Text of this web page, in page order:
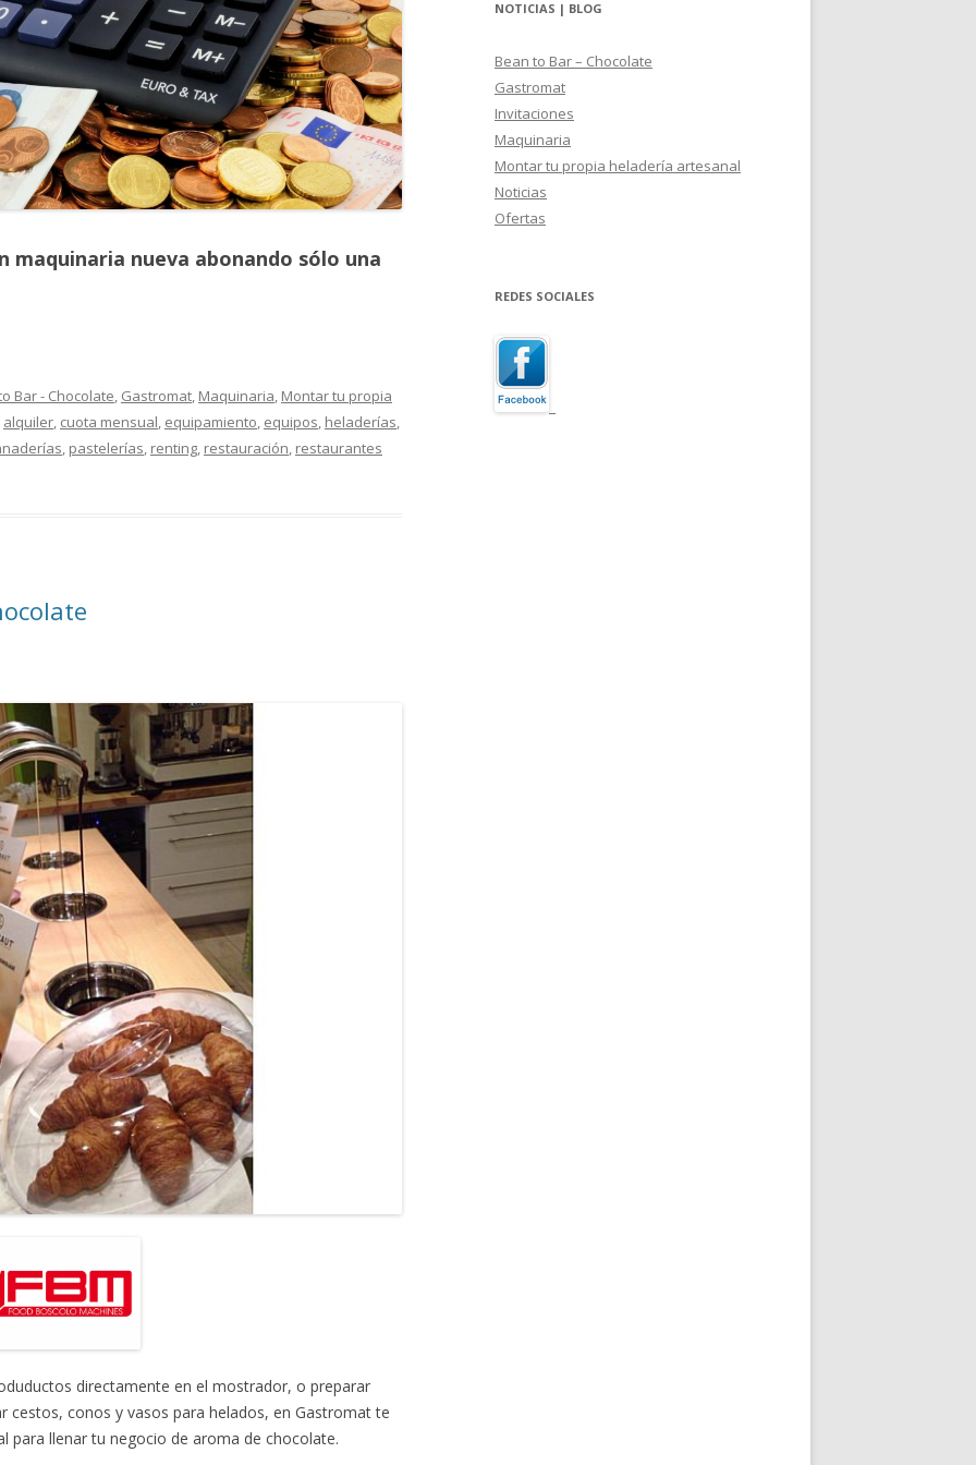
MONTADORAS DE NATA
PALOMITERAS / POP-CORN
PASTEURIZADORAS
PASTO-MANTECADORAS
VITRINAS DE HELADOS
maquinaria nueva abonando sólo una
Bar - Chocolate, Gastromat, Maquinaria, Montar tu propia
alquiler, cuota mensual, equipamiento, equipos, heladerías,
, pastelerías, renting, restauración, restaurantes
directamente en el mostrador, o preparar
cestos, conos y vasos para helados, en Gastromat te
para llenar tu negocio de aroma de chocolate.
NOTICIAS | BLOG
Bean to Bar – Chocolate
Gastromat
Invitaciones
Maquinaria
Montar tu propia heladería artesanal
Noticias
Ofertas
REDES SOCIALES